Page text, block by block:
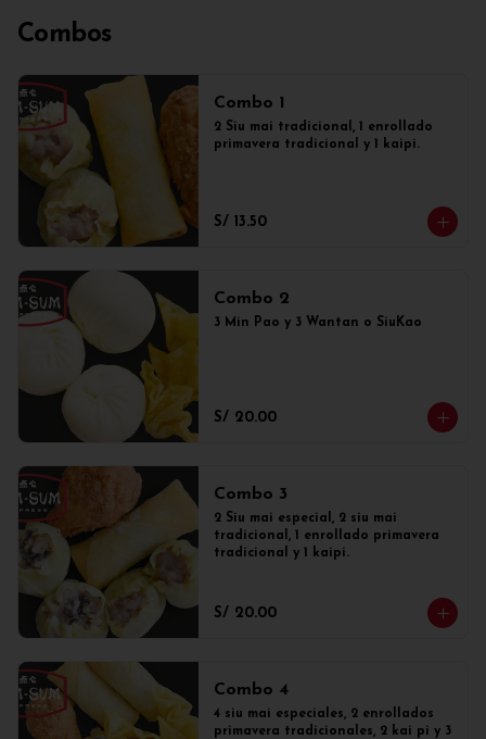
Combos
Combo 1
2 Siu mai tradicional, 1 enrollado
primavera tradicional y 1 kaipi.
S/ 13.50
Combo 2
3 Min Pao y 3 Wantan o SiuKao
S/ 20.00
Combo 3
2 Siu mai especial, 2 siu mai
tradicional, 1 enrollado primavera
tradicional y 1 kaipi.
S/ 20.00
Combo 4
4 siu mai especiales, 2 enrollados
primavera tradicionales, 2 kai pi y 3